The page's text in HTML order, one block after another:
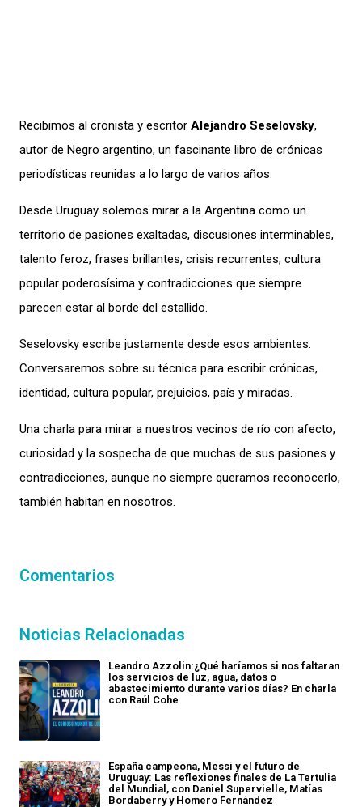
Recibimos al cronista y escritor Alejandro Seselovsky,
autor de Negro argentino, un fascinante libro de crónicas
periodísticas reunidas a lo largo de varios años.
Desde Uruguay solemos mirar a la Argentina como un
territorio de pasiones exaltadas, discusiones interminables,
talento feroz, frases brillantes, crisis recurrentes, cultura
popular poderosísima y contradicciones que siempre
parecen estar al borde del estallido.
Seselovsky escribe justamente desde esos ambientes.
Conversaremos sobre su técnica para escribir crónicas,
identidad, cultura popular, prejuicios, país y miradas.
Una charla para mirar a nuestros vecinos de río con afecto,
curiosidad y la sospecha de que muchas de sus pasiones y
contradicciones, aunque no siempre queramos reconocerlo,
también habitan en nosotros.
Comentarios
Noticias Relacionadas
Leandro Azzolin:¿Qué haríamos si nos faltaran
los servicios de luz, agua, datos o
abastecimiento durante varios días? En charla
con Raúl Cohe
España campeona, Messi y el futuro de
Uruguay: Las reflexiones finales de La Tertulia
del Mundial, con Daniel Supervielle, Matías
Bordaberry y Homero Fernández